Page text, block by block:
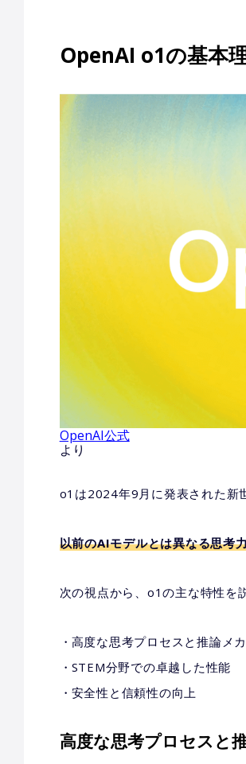
OpenAI o1の基本
OpenAI公式
より
o1は2024年9月に発表された新
以前のAIモデルとは異なる思考
次の視点から、o1の主な特性を
高度な思考プロセスと推論メ
STEM分野での卓越した性能
安全性と信頼性の向上
高度な思考プロセスと